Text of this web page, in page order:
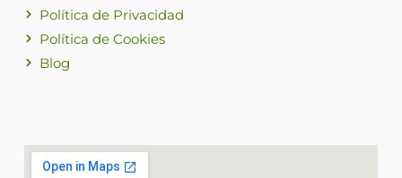
Política de Privacidad
Política de Cookies
Blog